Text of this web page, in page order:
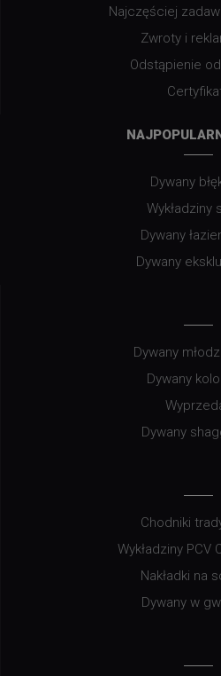
Najczęściej
Zwroty i
Odstąpienie
Dywany
Wykładziny
Dywany
Dywany
Dywany
Dywany
Dywany
Chodniki
Wykładziny PCV
Nakładki na
Dywany w